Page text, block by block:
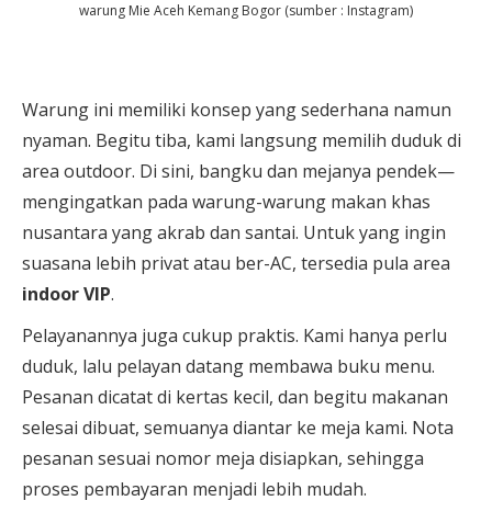
warung Mie Aceh Kemang Bogor (sumber : Instagram)
Warung ini memiliki konsep yang sederhana namun
nyaman. Begitu tiba, kami langsung memilih duduk di
area outdoor. Di sini, bangku dan mejanya pendek—
mengingatkan pada warung-warung makan khas
nusantara yang akrab dan santai. Untuk yang ingin
suasana lebih privat atau ber-AC, tersedia pula area
indoor VIP.
Pelayanannya juga cukup praktis. Kami hanya perlu
duduk, lalu pelayan datang membawa buku menu.
Pesanan dicatat di kertas kecil, dan begitu makanan
selesai dibuat, semuanya diantar ke meja kami. Nota
pesanan sesuai nomor meja disiapkan, sehingga
proses pembayaran menjadi lebih mudah.